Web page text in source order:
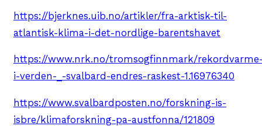
https://bjerknes.uib.no/artikler/fra-arktisk-til-
atlantisk-klima-i-det-nordlige-barentshavet
https://www.nrk.no/tromsogfinnmark/
i-verden-_-svalbard-endres-raskest-1.16976340
https://www.svalbardposten.no/forskning-is-
isbre/klimaforskning-pa-austfonna/121809